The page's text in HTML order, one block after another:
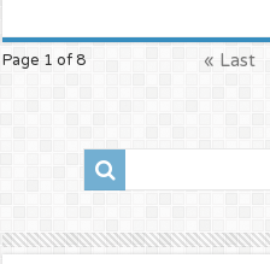
Page 1 of 8 Last »